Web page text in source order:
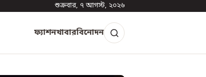
শুক্রবার, ৭ আগস্ট, ২০২৬
ফ্যাশনখাবারবিনোদন